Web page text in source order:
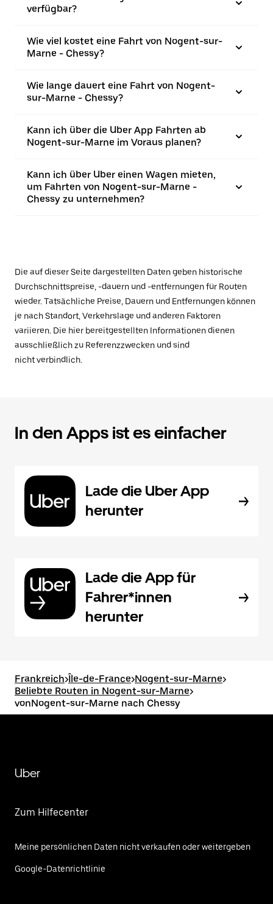
verfügbar?
Wie viel kostet eine Fahrt von Nogent-sur-
Marne - Chessy?
Wie lange dauert eine Fahrt von Nogent-
sur-Marne - Chessy?
Kann ich über die Uber App Fahrten ab
Nogent-sur-Marne im Voraus planen?
Kann ich über Uber einen Wagen mieten,
um Fahrten von Nogent-sur-Marne -
Chessy zu unternehmen?
Die auf dieser Seite dargestellten Daten geben historische
Durchschnittspreise, -dauern und -entfernungen für Routen
wieder. Tatsächliche Preise, Dauern und Entfernungen können
je nach Standort, Verkehrslage und anderen Faktoren
variieren. Die hier bereitgestellten Informationen dienen
ausschließlich zu Referenzzwecken und sind
nicht verbindlich.
In den Apps ist es einfacher
Lade die Uber App
herunter
Lade die App für
Fahrer*innen
herunter
Frankreich>Île-de-France>Nogent-sur-Marne>
Beliebte Routen in Nogent-sur-Marne>
vonNogent-sur-Marne nach Chessy
Uber
Zum Hilfecenter
Meine persönlichen Daten nicht verkaufen oder weitergeben
Google-Datenrichtlinie